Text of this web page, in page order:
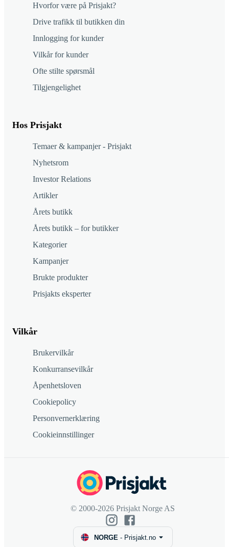
Hvorfor være på Prisjakt?
Drive trafikk til butikken din
Innlogging for kunder
Vilkår for kunder
Ofte stilte spørsmål
Tilgjengelighet
Hos Prisjakt
Temaer & kampanjer - Prisjakt
Nyhetsrom
Investor Relations
Artikler
Årets butikk
Årets butikk – for butikker
Kategorier
Kampanjer
Brukte produkter
Prisjakts eksperter
Vilkår
Brukervilkår
Konkurransevilkår
Åpenhetsloven
Cookiepolicy
Personvernerklæring
Cookieinnstillinger
© 2000-2026 Prisjakt Norge AS
NORGE - Prisjakt.no